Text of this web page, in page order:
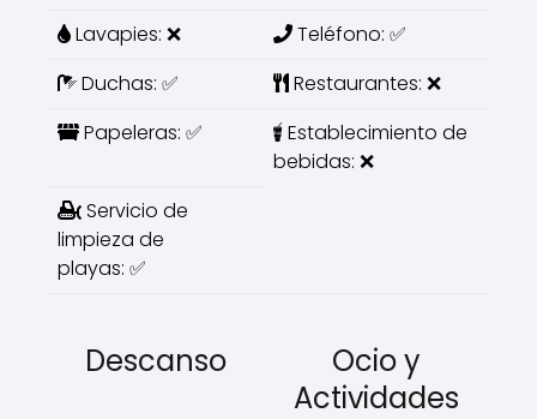
Lavapies: ❌
Teléfono: ✅
Duchas: ✅
Restaurantes: ❌
Papeleras: ✅
Establecimiento de
bebidas: ❌
Servicio de
limpieza de
playas: ✅
Descanso
Ocio y
Actividades